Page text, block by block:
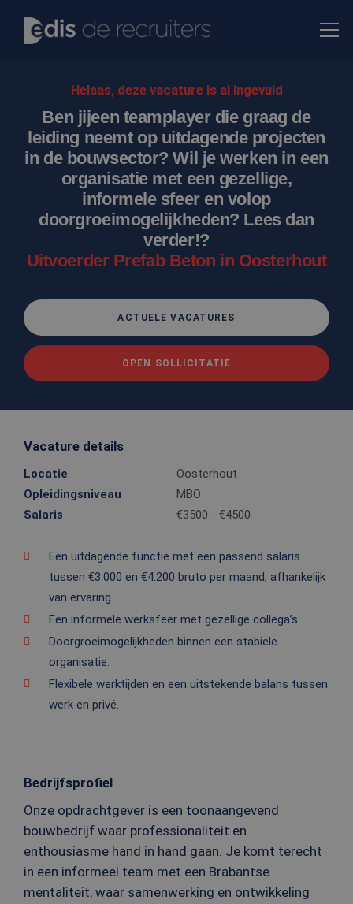
Helaas, deze vacature is al ingevuld
Ben jijeen teamplayer die graag de
leiding neemt op uitdagende projecten
in de bouwsector? Wil je werken in een
organisatie met een gezellige,
informele sfeer en volop
doorgroeimogelijkheden? Lees dan
verder!?
Uitvoerder Prefab Beton in Oosterhout
ACTUELE VACATURES
OPEN SOLLICITATIE
Vacature details
Locatie
Oosterhout
Opleidingsniveau
MBO
Salaris
€3500 - €4500
Een uitdagende functie met een passend salaris
tussen €3.000 en €4.200 bruto per maand, afhankelijk
van ervaring.
Een informele werksfeer met gezellige collega’s.
Doorgroeimogelijkheden binnen een stabiele
organisatie.
Flexibele werktijden en een uitstekende balans tussen
werk en privé.
Bedrijfsprofiel
Onze opdrachtgever is een toonaangevend
bouwbedrijf waar professionaliteit en
enthousiasme hand in hand gaan. Je komt terecht
in een informeel team met een Brabantse
mentaliteit, waar samenwerking en ontwikkeling